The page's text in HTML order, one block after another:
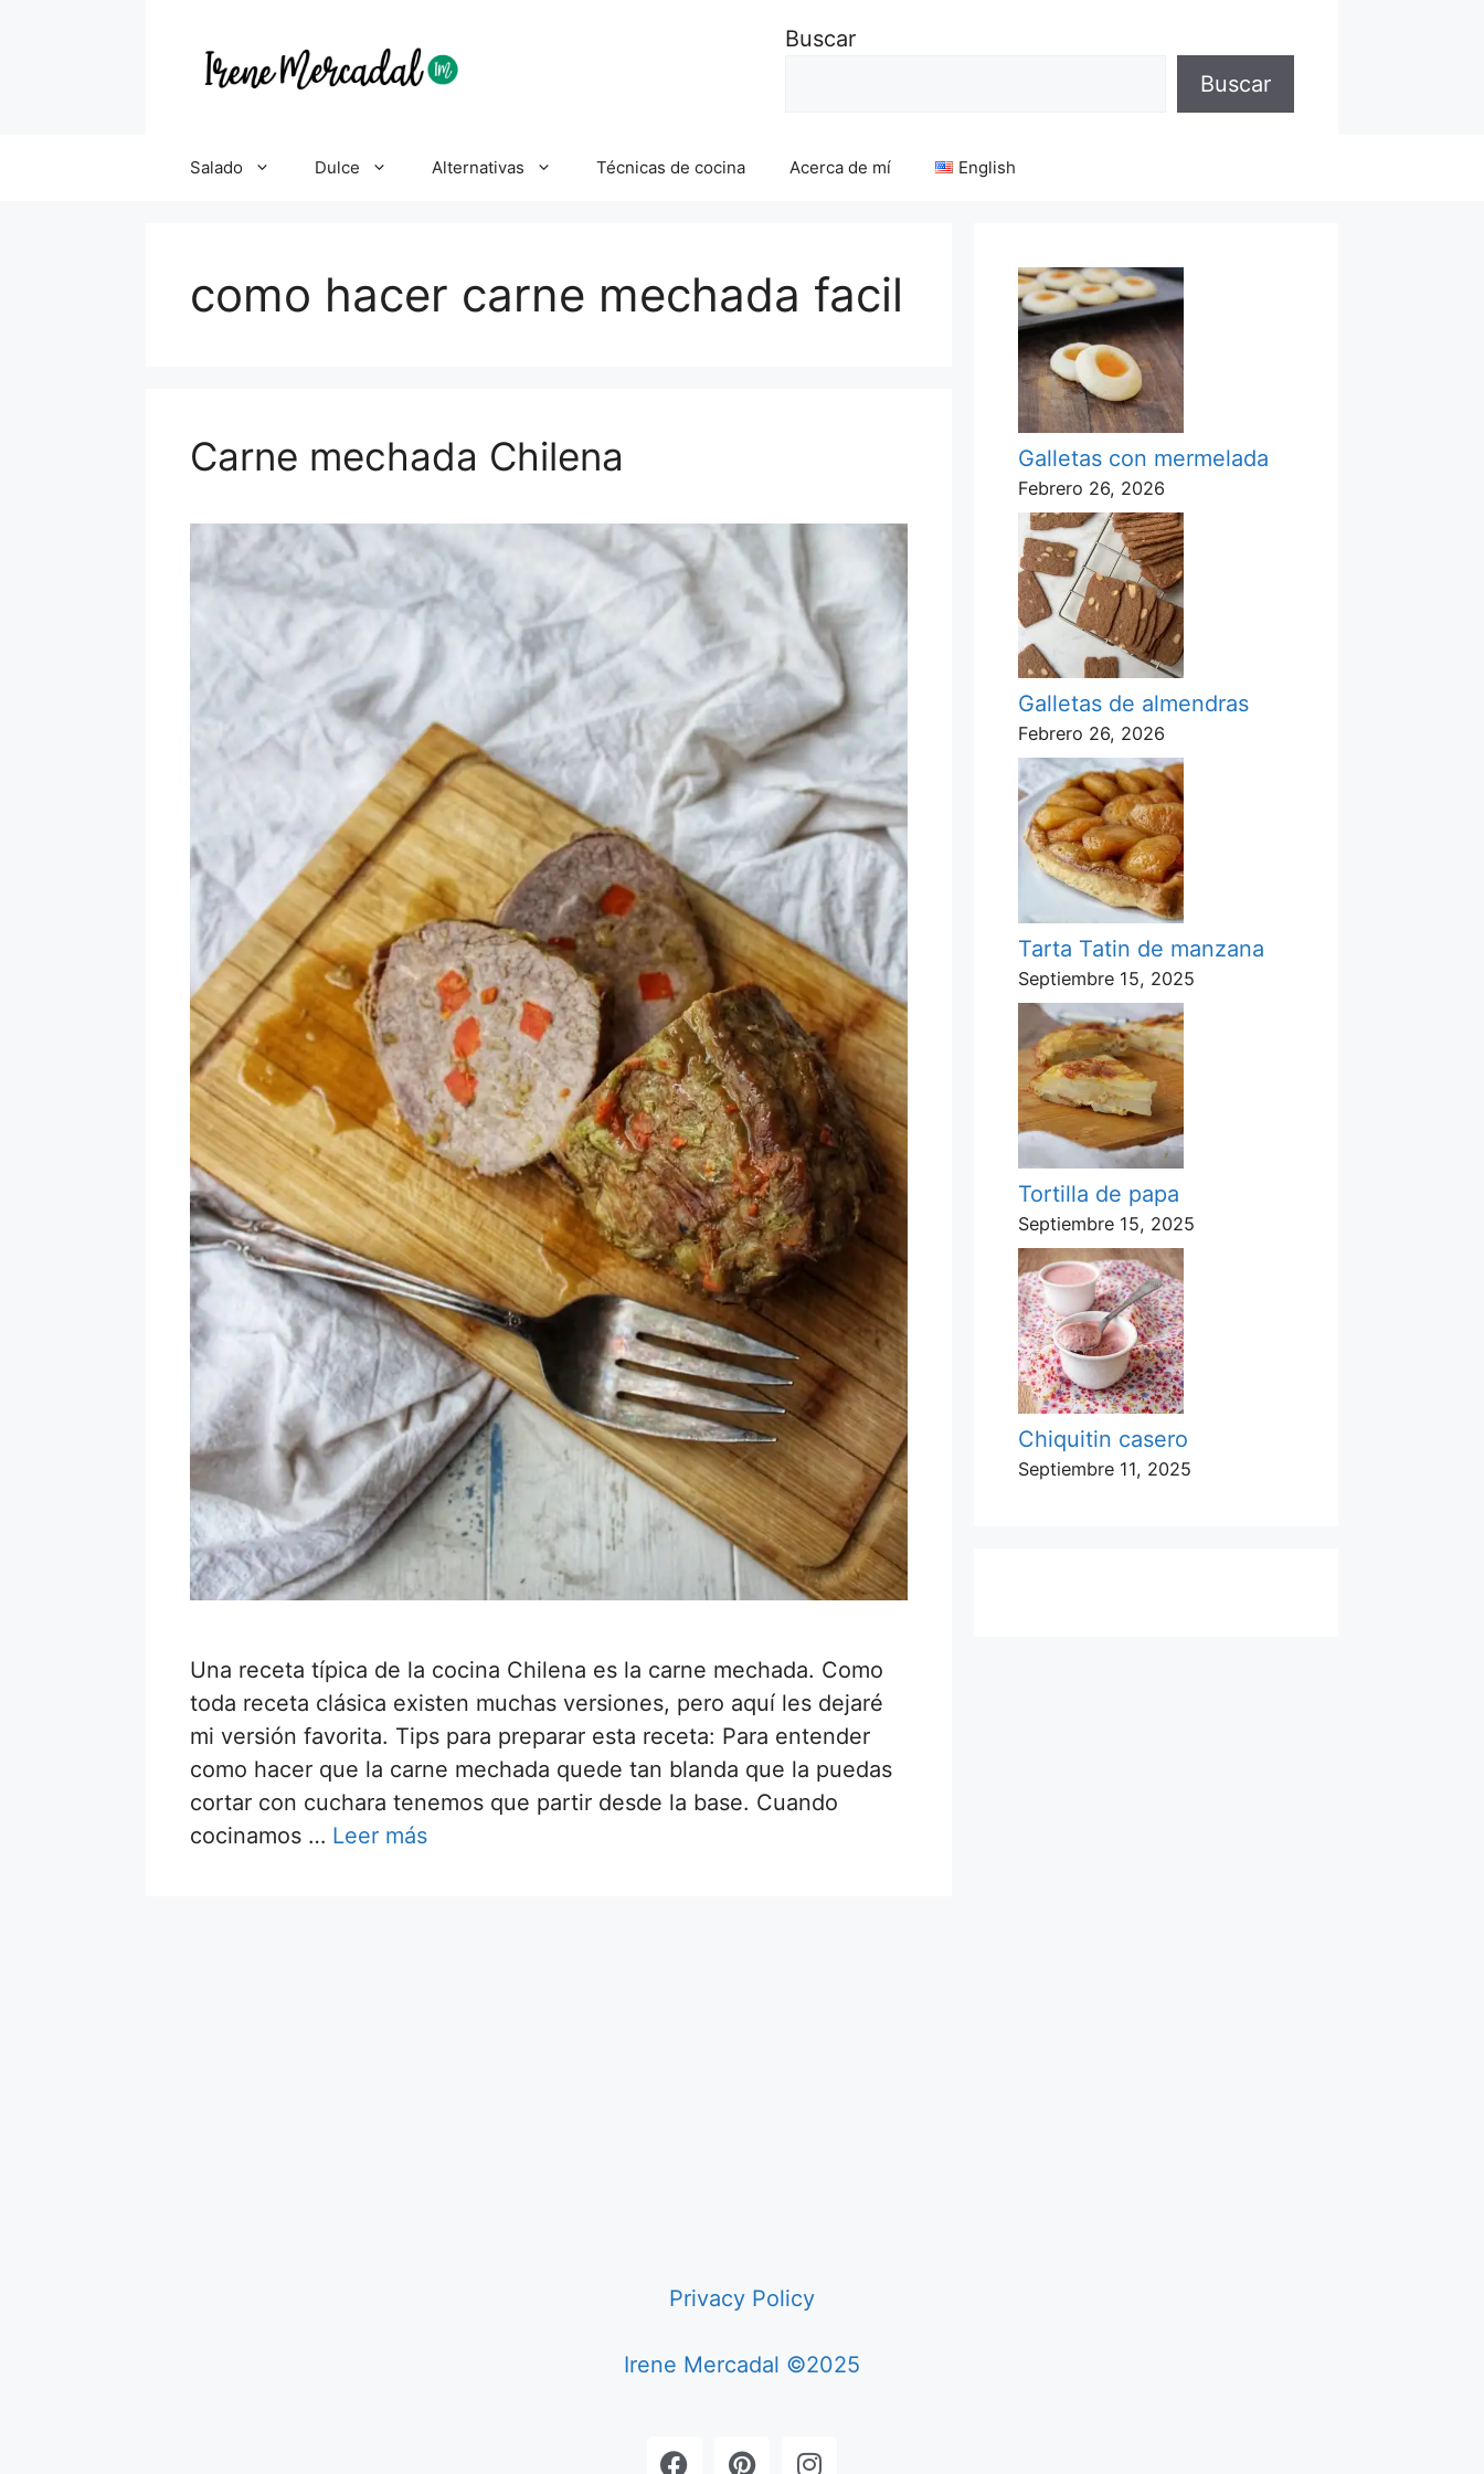
Buscar
Buscar
Salado Dulce Alternativas Técnicas de cocina Acerca de mí English
como hacer carne mechada facil
Carne mechada Chilena
Una receta típica de la cocina Chilena es la carne mechada. Como
toda receta clásica existen muchas versiones, pero aquí les dejaré
mi versión favorita. Tips para preparar esta receta: Para entender
como hacer que la carne mechada quede tan blanda que la puedas
cortar con cuchara tenemos que partir desde la base. Cuando
cocinamos … Leer más
Galletas con mermelada
Febrero 26, 2026
Galletas de almendras
Febrero 26, 2026
Tarta Tatin de manzana
Septiembre 15, 2025
Tortilla de papa
Septiembre 15, 2025
Chiquitin casero
Septiembre 11, 2025
Privacy Policy
Irene Mercadal ©2025